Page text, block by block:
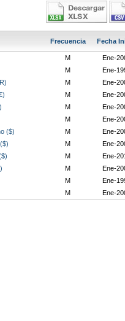
Frecuencia Fecha
M Ene-
M Ene-
M Ene-
M Ene-
M Ene-
M Ene-
($) M Ene-
M Ene-
M Ene-
M Ene-
M Ene-
M Ene-